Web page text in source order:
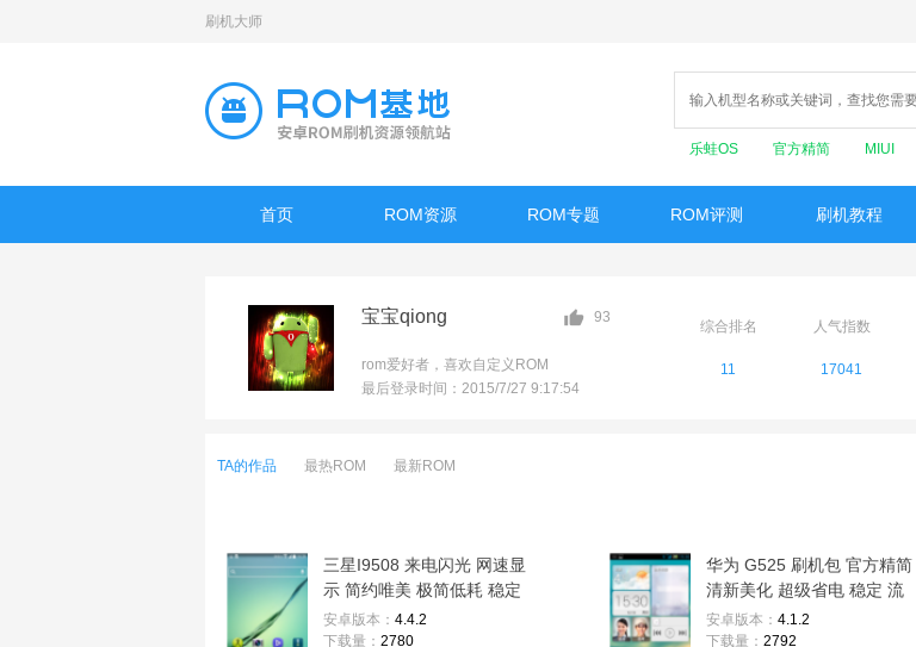
刷机大师
乐蛙OS 官方精简 MIUI
首页 ROM资源 ROM专题 ROM评测 刷机教程
宝宝qiong 93
rom爱好者，喜欢自定义ROM
最后登录时间：2015/7/27 9:17:54
综合排名
11
人气指数
17041
TA的作品 最热ROM 最新ROM
三星I9508 来电闪光 网速显
示 简约唯美 极简低耗 稳定
安卓版本： 4.4.2
下载量： 2780
华为 G525 刷机包 官方精简
清新美化 超级省电 稳定 流
畅
安卓版本： 4.1.2
下载量： 2792